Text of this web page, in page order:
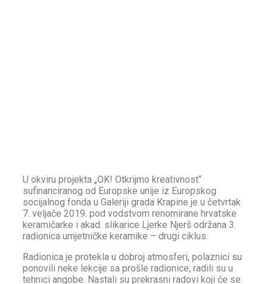
U okviru projekta „OK! Otkrijmo kreativnost“
sufinanciranog od Europske unije iz Europskog
socijalnog fonda u Galeriji grada Krapine je u četvrtak
7. veljače 2019. pod vodstvom renomirane hrvatske
keramičarke i akad. slikarice Ljerke Njerš održana 3.
radionica umjetničke keramike – drugi ciklus.
Radionica je protekla u dobroj atmosferi, polaznici su
ponovili neke lekcije sa prošle radionice, radili su u
tehnici angobe. Nastali su prekrasni radovi koji će se